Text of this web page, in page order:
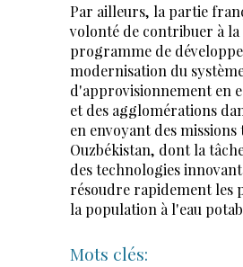
Par ailleurs, la partie
volonté de contribuer à
programme de
modernisation du
d'approvisionnement en
et des agglomérations
en envoyant des missions
Ouzbékistan, dont la
des technologies
résoudre rapidement les
la population à l'eau
Mots clés: